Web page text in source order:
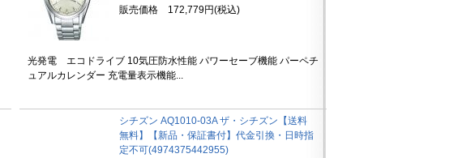
販売価格 172,779円(税込)
光発電 エコドライブ 10気圧防水性能 パワーセーブ機能 パーペチ
ュアルカレンダー 充電量表示機能...
シチズン AQ1010-03A ザ・シチズン【送料
無料】【新品・保証書付】代金引換・日時指
定不可(4974375442955)